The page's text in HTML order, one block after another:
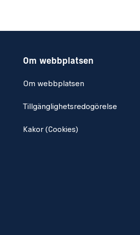
Om webbplatsen
Om webbplatsen
Tillgänglighetsredogörelse
Kakor (Cookies)